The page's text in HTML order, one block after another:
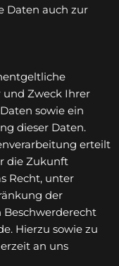
Daten auch zur
Zweck Ihrer
sowie ein
dieser Daten.
erteilt
die Zukunft
Recht, unter
der
Beschwerderecht
Hierzu sowie zu
an uns